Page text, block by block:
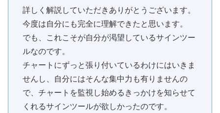
詳しく解説していただきありがとうございます。
今度は自分にも完全に理解できたと思います。
でも、これこそが自分が渇望しているサインツー
ルなのです。
チャートにずっと張り付いているわけにはいきま
せんし、自分にはそんな集中力も有りませんの
で、チャートを監視し始めるきっかけを知らせて
くれるサインツールが欲しかったのです。